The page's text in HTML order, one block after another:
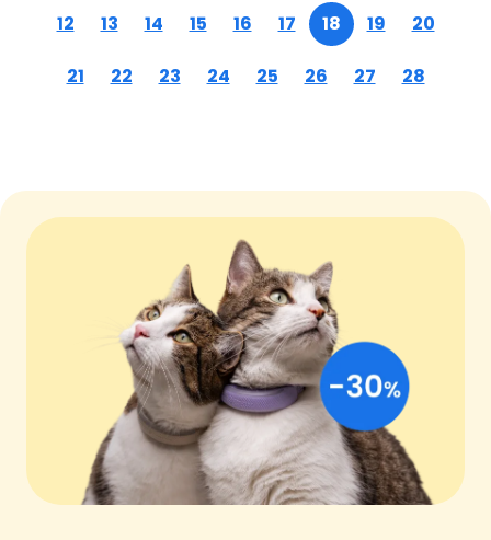
12 13 14 15 16 17 18 19 20
21 22 23 24 25 26 27 28